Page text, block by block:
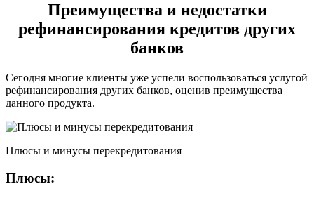
Преимущества и недостатки
рефинансирования кредитов других
банков
Сегодня многие клиенты уже успели воспользоваться услугой
рефинансирования других банков, оценив преимущества
данного продукта.
Плюсы и минусы перекредитования
Плюсы: